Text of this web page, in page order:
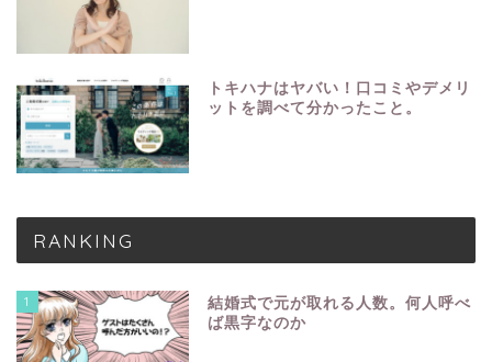
トキハナはヤバい！口コミやデメリ
ットを調べて分かったこと。
RANKING
1
結婚式で元が取れる人数。何人呼べ
ば黒字なのか